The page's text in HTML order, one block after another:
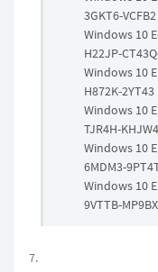
3GKT6-VCFB2
Windows 10
H22JP-
Windows 10
H872K-2YT43
Windows 10
TJR4H-KHJW4
Windows 10
6MDM3-
Windows 10
9VTTB-